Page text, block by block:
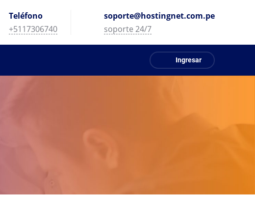
Teléfono
+5117306740
soporte@hostingnet.com.pe
soporte 24/7
Ingresar